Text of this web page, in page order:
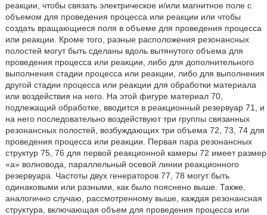
реакции, чтобы связать электрическое и/или магнитное поле с
объемом для проведения процесса или реакции или чтобы
создать вращающиеся поля в объеме для проведения процесса
или реакции. Кроме того, разные расположения резонансных
полостей могут быть сделаны вдоль вытянутого объема для
проведения процесса или реакции, либо для дополнительного
выполнения стадии процесса или реакции, либо для выполнения
другой стадии процесса или реакции для обработки материала
или воздействия на него. На этой фигуре материал 70,
подлежащий обработке, вводится в реакционный резервуар 71, и
на него последовательно воздействуют три группы связанных
резонансных полостей, возбуждающих три объема 72, 73, 74 для
проведения процесса или реакции. Первая пара резонансных
структур 75, 76 для первой реакционной камеры 72 имеет размер
«a» волновода, параллельный осевой линии реакционного
резервуара. Частоты двух генераторов 77, 78 могут быть
одинаковыми или разными, как было пояснено выше. Также,
аналогично случаю, рассмотренному выше, каждая резонансная
структура, включающая объем для проведения процесса или